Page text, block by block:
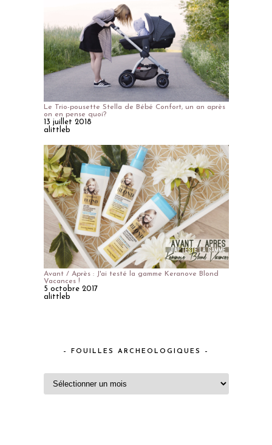
Le Trio-pousette Stella de Bébé Confort, un an après
on en pense quoi?
13 juillet 2018
alittleb
Avant / Après : J'ai testé la gamme Keranove Blond
Vacances !
5 octobre 2017
alittleb
– FOUILLES ARCHEOLOGIQUES –